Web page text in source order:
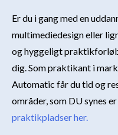
Er du i gang med en
multimediedesign eller
og hyggeligt
dig. Som praktikant i
Automatic får du tid og
områder, som DU synes
praktikpladser her.